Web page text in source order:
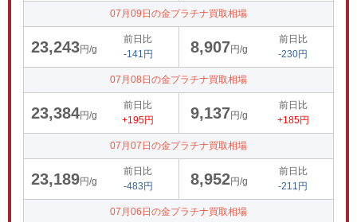
07月09日の金プラチナ買取相場
23,243円/g
前日比
-141円
8,907円/g
前日比
-230円
07月08日の金プラチナ買取相場
23,384円/g
前日比
+195円
9,137円/g
前日比
+185円
07月07日の金プラチナ買取相場
23,189円/g
前日比
-483円
8,952円/g
前日比
-211円
07月06日の金プラチナ買取相場